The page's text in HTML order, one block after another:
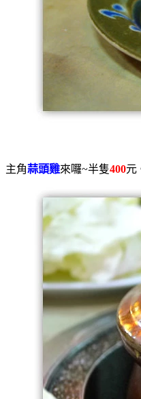
主角蒜頭雞來囉~半隻400元